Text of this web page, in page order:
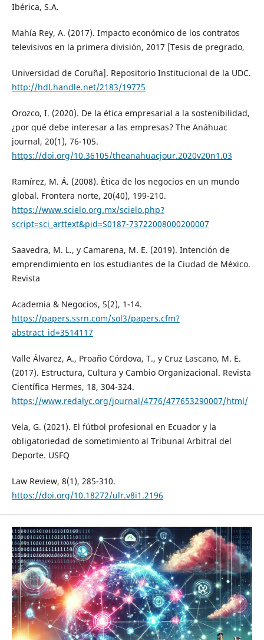
Ibérica, S.A.
Mahía Rey, A. (2017). Impacto económico de los contratos
televisivos en la primera división, 2017 [Tesis de pregrado,
Universidad de Coruña]. Repositorio Institucional de la UDC.
http://hdl.handle.net/2183/19775
Orozco, I. (2020). De la ética empresarial a la sostenibilidad,
¿por qué debe interesar a las empresas? The Anáhuac
journal, 20(1), 76-105.
https://doi.org/10.36105/theanahuacjour.2020v20n1.03
Ramírez, M. Á. (2008). Ética de los negocios en un mundo
global. Frontera norte, 20(40), 199-210.
https://www.scielo.org.mx/scielo.php?
script=sci_arttext&pid=S0187-73722008000200007
Saavedra, M. L., y Camarena, M. E. (2019). Intención de
emprendimiento en los estudiantes de la Ciudad de México.
Revista
Academia & Negocios, 5(2), 1-14.
https://papers.ssrn.com/sol3/papers.cfm?
abstract_id=3514117
Valle Álvarez, A., Proaño Córdova, T., y Cruz Lascano, M. E.
(2017). Estructura, Cultura y Cambio Organizacional. Revista
Científica Hermes, 18, 304-324.
https://www.redalyc.org/journal/4776/477653290007/html/
Vela, G. (2021). El fútbol profesional en Ecuador y la
obligatoriedad de sometimiento al Tribunal Arbitral del
Deporte. USFQ
Law Review, 8(1), 285-310.
https://doi.org/10.18272/ulr.v8i1.2196